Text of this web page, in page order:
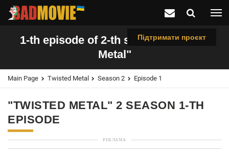
Підтримати проєкт
1-th episode of 2-th season "Twisted
Metal"
Main Page Twisted Metal Season 2 Episode 1
"TWISTED METAL" 2 SEASON 1-TH
EPISODE
РЕКЛАМА